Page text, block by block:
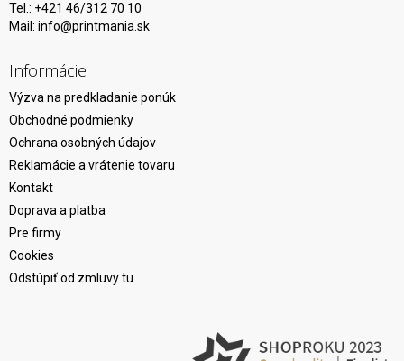
Tel.: +421 46/312 70 10
Mail: info@printmania.sk
Informácie
Výzva na predkladanie ponúk
Obchodné podmienky
Ochrana osobných údajov
Reklamácie a vrátenie tovaru
Kontakt
Doprava a platba
Pre firmy
Cookies
Odstúpiť od zmluvy tu